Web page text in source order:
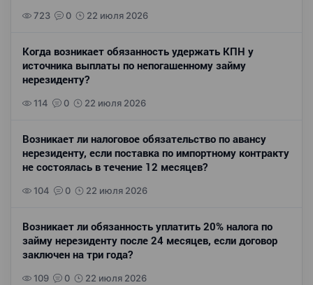
723 0 22 июля 2026
Когда возникает обязанность удержать КПН у
источника выплаты по непогашенному займу
нерезиденту?
114 0 22 июля 2026
Возникает ли налоговое обязательство по авансу
нерезиденту, если поставка по импортному контракту
не состоялась в течение 12 месяцев?
104 0 22 июля 2026
Возникает ли обязанность уплатить 20% налога по
займу нерезиденту после 24 месяцев, если договор
заключен на три года?
109 0 22 июля 2026